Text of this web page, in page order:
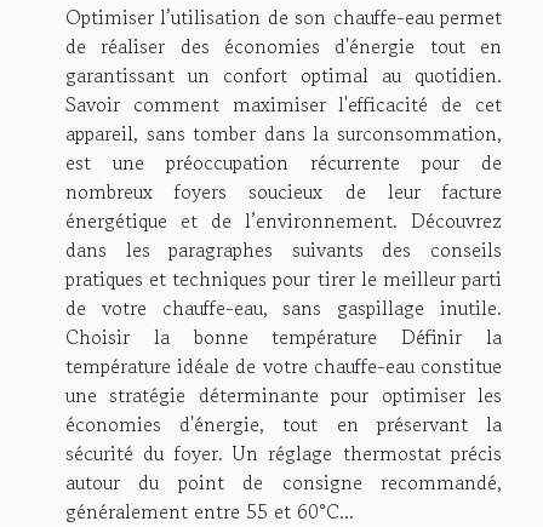
Optimiser l’utilisation de son chauffe-eau permet
de réaliser des économies d'énergie tout en
garantissant un confort optimal au quotidien.
Savoir comment maximiser l'efficacité de cet
appareil, sans tomber dans la surconsommation,
est une préoccupation récurrente pour de
nombreux foyers soucieux de leur facture
énergétique et de l’environnement. Découvrez
dans les paragraphes suivants des conseils
pratiques et techniques pour tirer le meilleur parti
de votre chauffe-eau, sans gaspillage inutile.
Choisir la bonne température Définir la
température idéale de votre chauffe-eau constitue
une stratégie déterminante pour optimiser les
économies d'énergie, tout en préservant la
sécurité du foyer. Un réglage thermostat précis
autour du point de consigne recommandé,
généralement entre 55 et 60°C...